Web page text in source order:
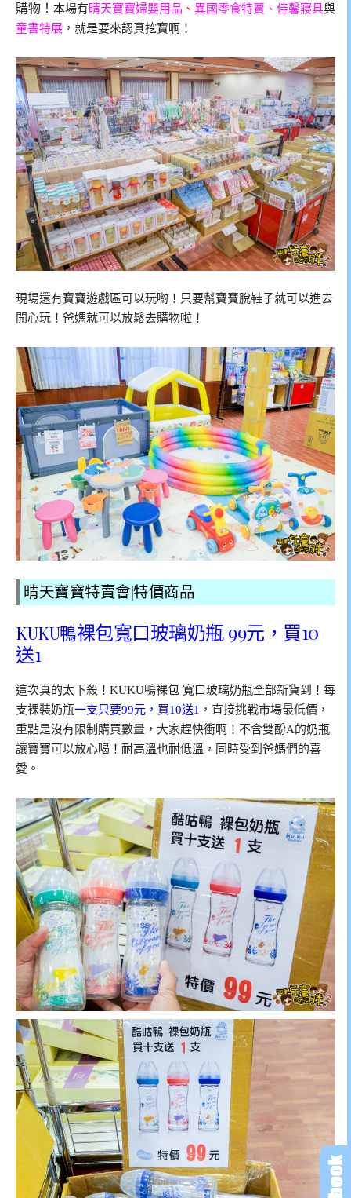
購物！ 本場有晴天寶寶婦嬰用品 、 異國零食特賣、佳馨寢具與
童書特展 ，就是要來認真挖寶啊！
現場還有寶寶遊戲區可以玩喲！只要幫寶寶脫鞋子就可以進去
開心玩！爸媽就可以放鬆去購物啦！
晴天寶寶特賣會|特價商品
KUKU鴨裸包寬口玻璃奶瓶 99元，買10
送1
這次真的太下殺！KUKU鴨裸包 寬口玻璃奶瓶全部新貨到！每
支裸裝奶瓶一支只要99元，買10送1 ，直接挑戰市場最低價，
重點是沒有限制購買數量，大家趕快衝啊！不含雙酚A的奶瓶
讓寶寶可以放心喝！耐高溫也耐低溫，同時受到爸媽們的喜
愛。